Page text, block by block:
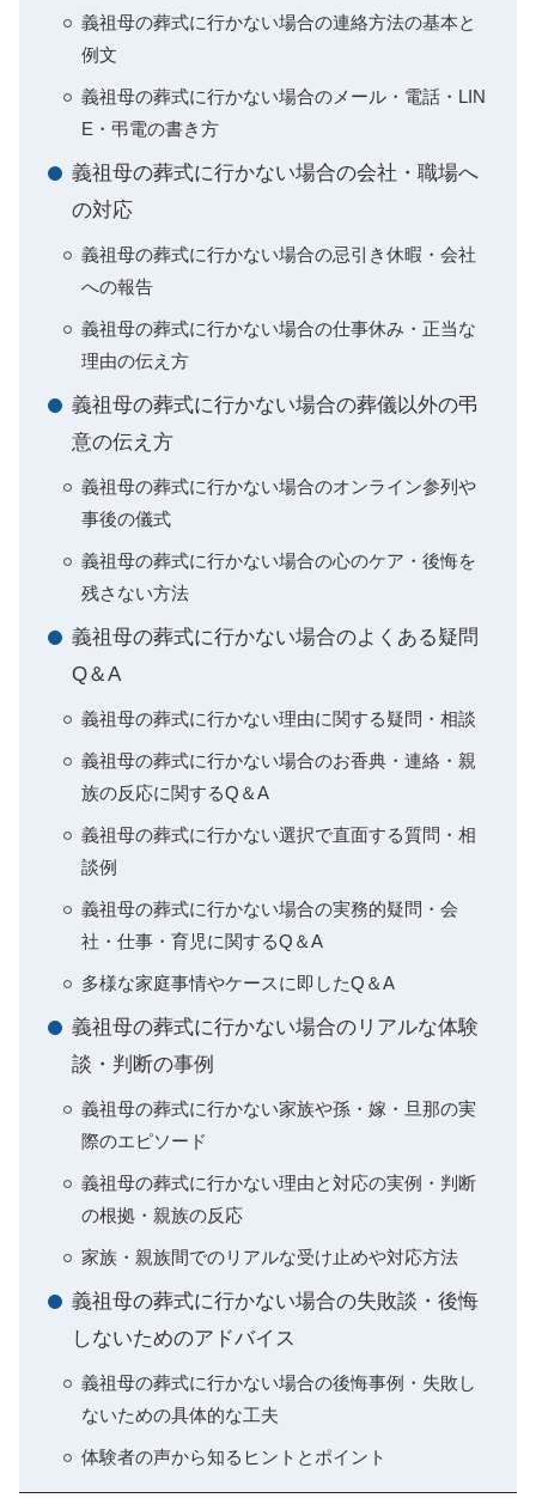
義祖母の葬式に行かない場合の連絡方法の基本と
例文
義祖母の葬式に行かない場合のメール・電話・LIN
E・弔電の書き方
義祖母の葬式に行かない場合の会社・職場へ
の対応
義祖母の葬式に行かない場合の忌引き休暇・会社
への報告
義祖母の葬式に行かない場合の仕事休み・正当な
理由の伝え方
義祖母の葬式に行かない場合の葬儀以外の弔
意の伝え方
義祖母の葬式に行かない場合のオンライン参列や
事後の儀式
義祖母の葬式に行かない場合の心のケア・後悔を
残さない方法
義祖母の葬式に行かない場合のよくある疑問
Q＆A
義祖母の葬式に行かない理由に関する疑問・相談
義祖母の葬式に行かない場合のお香典・連絡・親
族の反応に関するQ＆A
義祖母の葬式に行かない選択で直面する質問・相
談例
義祖母の葬式に行かない場合の実務的疑問・会
社・仕事・育児に関するQ＆A
多様な家庭事情やケースに即したQ＆A
義祖母の葬式に行かない場合のリアルな体験
談・判断の事例
義祖母の葬式に行かない家族や孫・嫁・旦那の実
際のエピソード
義祖母の葬式に行かない理由と対応の実例・判断
の根拠・親族の反応
家族・親族間でのリアルな受け止めや対応方法
義祖母の葬式に行かない場合の失敗談・後悔
しないためのアドバイス
義祖母の葬式に行かない場合の後悔事例・失敗し
ないための具体的な工夫
体験者の声から知るヒントとポイント